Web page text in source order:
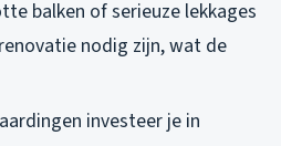
balken of serieuze lekkages
nodig zijn, wat de
investeer je in